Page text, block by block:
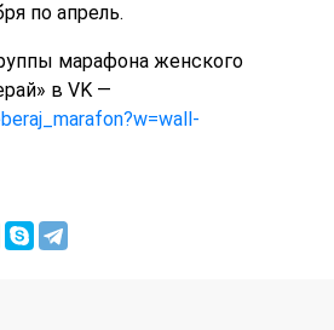
по апрель.
марафона женского
в VK —